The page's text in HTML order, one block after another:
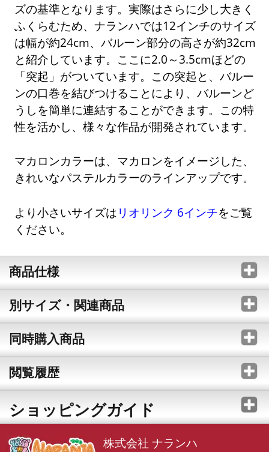
ズの基準となります。実際はさらに少し大きく
ふくらむため、ナランハでは12インチのサイズ
は幅が約24cm、バルーン部分の高さが約32cm
と紹介しています。ここに2.0～3.5cmほどの
「突起」がついています。この突起と、バルー
ンの口巻を結びつけることにより、バルーンど
うしを簡単に連結することができます。この特
性を活かし、様々な作品が開発されています。
マカロンカラーは、マカロンをイメージした、
きれいなパステルカラーのラインアップです。
より小さいサイズは リオリンク 6インチをご覧
ください。
商品仕様
別サイズ・関連商品
同時購入商品
閲覧履歴
ショッピングガイド
株式会社 ナランハ